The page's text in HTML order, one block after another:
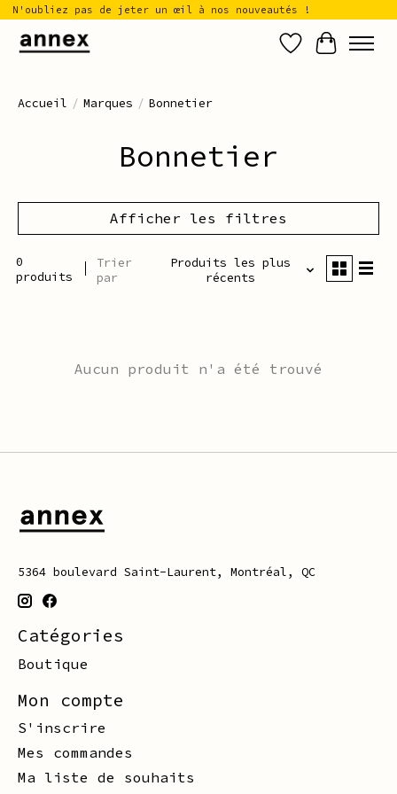
N'oubliez pas de jeter un œil à nos nouveautés !
Liste de
Panier
Accueil / Marques / Bonnetier
Bonnetier
Afficher les filtres
0
produits
Trier
par
Produits les plus
récents
Aucun produit n'a été trouvé
5364 boulevard Saint-Laurent, Montréal, QC
Catégories
Boutique
Mon compte
S'inscrire
Mes commandes
Ma liste de souhaits